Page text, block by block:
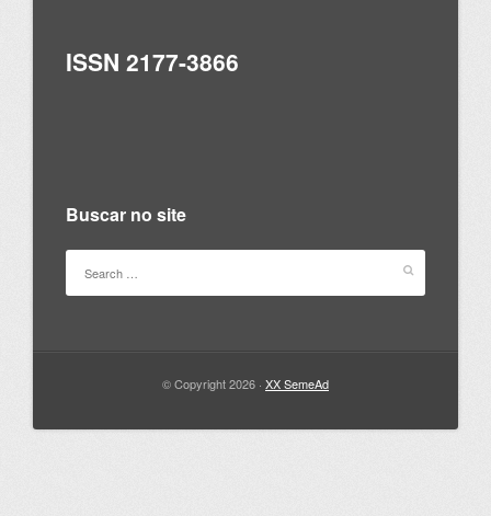
ISSN 2177-3866
Buscar no site
© Copyright 2026 · XX SemeAd